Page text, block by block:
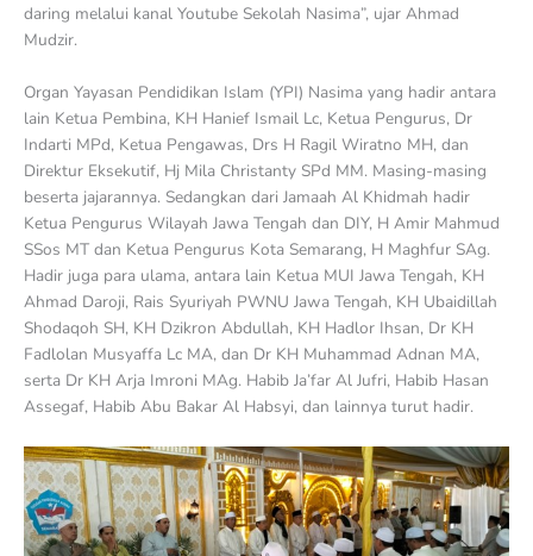
daring melalui kanal Youtube Sekolah Nasima”, ujar Ahmad
Mudzir.
Organ Yayasan Pendidikan Islam (YPI) Nasima yang hadir antara
lain Ketua Pembina, KH Hanief Ismail Lc, Ketua Pengurus, Dr
Indarti MPd, Ketua Pengawas, Drs H Ragil Wiratno MH, dan
Direktur Eksekutif, Hj Mila Christanty SPd MM. Masing-masing
beserta jajarannya. Sedangkan dari Jamaah Al Khidmah hadir
Ketua Pengurus Wilayah Jawa Tengah dan DIY, H Amir Mahmud
SSos MT dan Ketua Pengurus Kota Semarang, H Maghfur SAg.
Hadir juga para ulama, antara lain Ketua MUI Jawa Tengah, KH
Ahmad Daroji, Rais Syuriyah PWNU Jawa Tengah, KH Ubaidillah
Shodaqoh SH, KH Dzikron Abdullah, KH Hadlor Ihsan, Dr KH
Fadlolan Musyaffa Lc MA, dan Dr KH Muhammad Adnan MA,
serta Dr KH Arja Imroni MAg. Habib Ja’far Al Jufri, Habib Hasan
Assegaf, Habib Abu Bakar Al Habsyi, dan lainnya turut hadir.